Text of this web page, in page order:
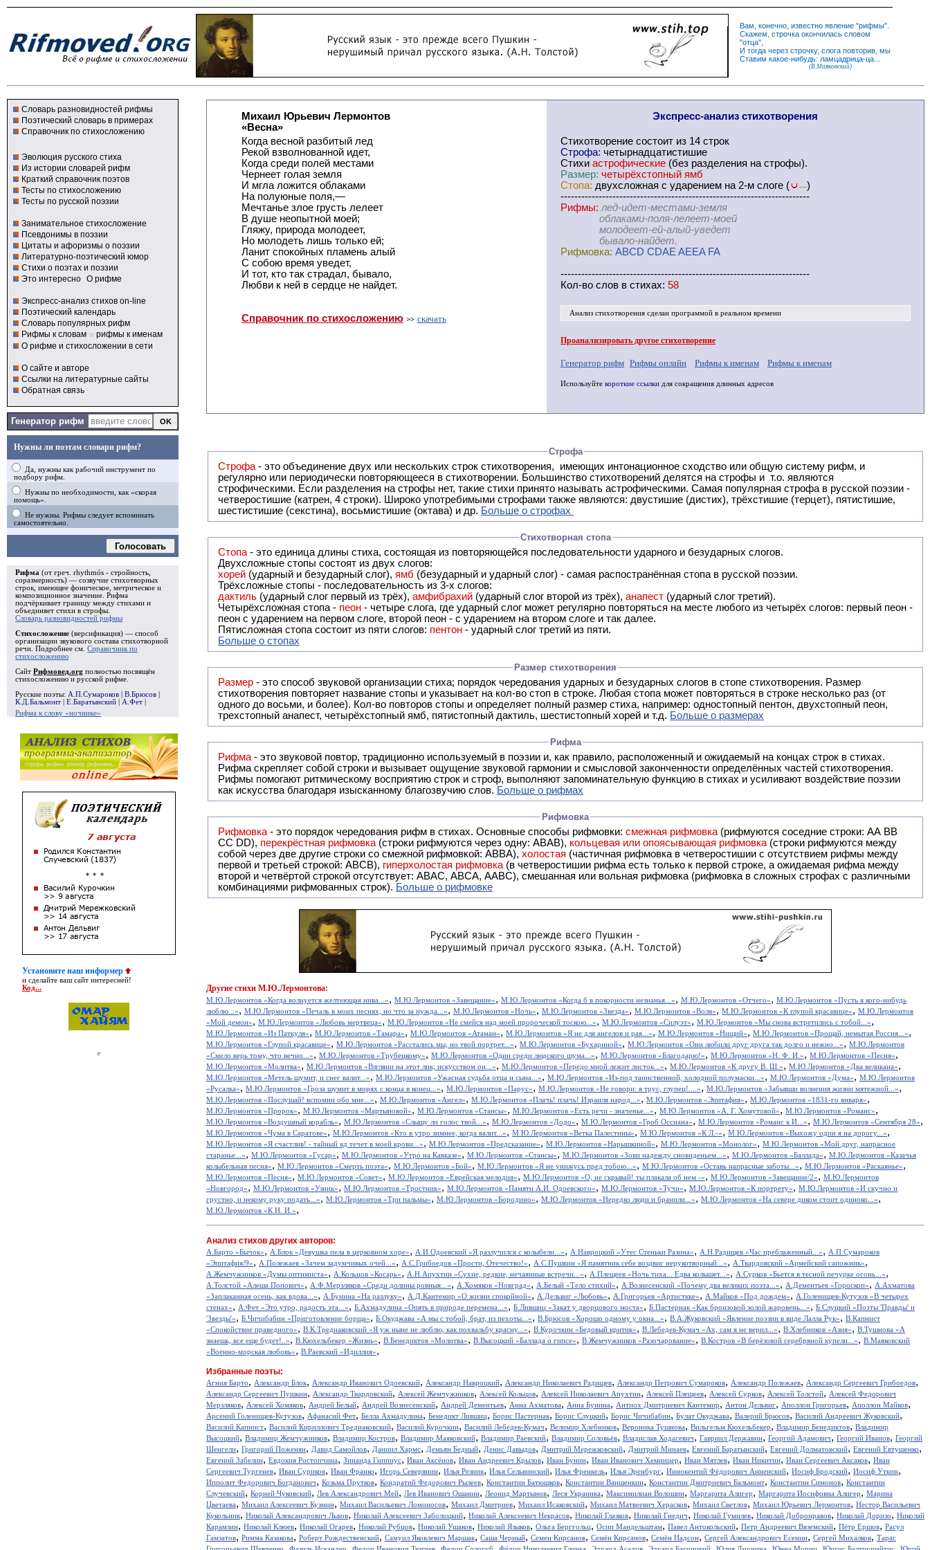
Вам, конечно, известно явление "рифмы".
Скажем, строчка окончилась словом
"отца",
И тогда через строчку, слога повторив, мы
Ставим какое-нибудь: ламцадрица-ца...
(В.Маяковский)
Словарь разновидностей рифмы
Поэтический словарь в примерах
Справочник по стихосложению
Эволюция русского стиха
Из истории словарей рифм
Краткий справочник поэтов
Тесты по стихосложению
Тесты по русской поэзии
Занимательное стихосложение
Псевдонимы в поэзии
Цитаты и афоризмы о поэзии
Литературно-поэтический юмор
Стихи о поэтах и поэзии
Это интересно О рифме
Экспресс-анализ стихов on-line
Поэтический календарь
Словарь популярных рифм
Рифмы к словам и рифмы к именам
О рифме и стихосложении в сети
О сайте и авторе
Ссылки на литературные сайты
Обратная связь
Генератор рифм
Нужны ли поэтам словари рифм?
Да, нужны как рабочий инструмент по
подбору рифм.
Нужны по необходимости, как «скорая
помощь».
Не нужны. Рифмы следует вспоминать
самостоятельно.
Голосовать
Рифма (от греч. rhythmós - стройность,
соразмерность) — созвучие стихотворных
строк, имеющее фоническое, метрическое и
композиционное значение. Рифма
подчёркивает границу между стихами и
объединяет стихи в строфы
Словарь разновидностей рифмы
Стихосложение (версификация) — способ
организации звукового состава стихотворной
речи. Подробнее см. Справочник по
стихосложению
Сайт Рифмовед.org полностью посвящён
стихосложению и русской рифме.
Русские поэты: А.П.Сумароков В.Брюсов
К.Д.Бальмонт
Е.Баратынский А.Фет
Рифма к слову «ночнике»
Установите наш информер
и сделайте ваш сайт интересней!
Код...
Михаил Юрьевич Лермонтов
«Весна»
Когда весной разбитый лед
Рекой взволнованной идет,
Когда среди полей местами
Чернеет голая земля
И мгла ложится облаками
На полуюные поля,—
Мечтанье злое грусть лелеет
В душе неопытной моей;
Гляжу, природа молодеет,
Но молодеть лишь только ей;
Ланит спокойных пламень алый
С собою время уведет,
И тот, кто так страдал, бывало,
Любви к ней в сердце не найдет.
Справочник по стихосложению >> скачать
Экспресс-анализ стихотворения
Cтихотворение состоит из 14 строк
Строфа: четырнадцатистишие
Стихи астрофические (без разделения на строфы).
Размер: четырёхстопный ямб
Стопа: двухсложная с ударением на 2-м слоге ( —)
------------------------------------------------------------------------
Рифмы: лед-идет-местами-земля
облаками-поля-лелеет-моей
молодеет-ей-алый-уведет
бывало-найдет.
Рифмовка: ABCD CDAE AEEA FA
------------------------------------------------------------------------
Кол-во слов в стихах: 58
Анализ стихотворениясделан программой в реальном времени
Проанализировать другое стихотворение
Генератор рифм Рифмы онлайн Рифмы к именам Рифмы к именам
Используйте короткие ссылки для сокращения длинных адресов
Строфа
Строфа - это объединение двух или нескольких строк стихотворения, имеющих интонационное сходство или общую систему рифм, и
регулярно или периодически повторяющееся в стихотворении. Большинство стихотворений делятся на строфы и т.о. являются
строфическими. Если разделения на строфы нет, такие стихи принято называть астрофическими. Самая популярная строфа в русской поэзии -
четверостишие (катрен, 4 строки). Широко употребимыми строфами также являются: двустишие (дистих), трёхстишие (терцет), пятистишие,
шестистишие (секстина), восьмистишие (октава) и др. Больше о строфах
Стихотворная стопа
Стопа - это единица длины стиха, состоящая из повторяющейся последовательности ударного и безударных слогов.
Двухсложные стопы состоят из двух слогов:
хорей (ударный и безударный слог), ямб (безударный и ударный слог) - самая распостранённая стопа в русской поэзии.
Трёхсложные стопы - последовательность из 3-х слогов:
дактиль (ударный слог первый из трёх), амфибрахий (ударный слог второй из трёх), анапест (ударный слог третий).
Четырёхсложная стопа - пеон - четыре слога, где ударный слог может регулярно повторяться на месте любого из четырёх слогов: первый пеон -
пеон с ударением на первом слоге, второй пеон - с ударением на втором слоге и так далее.
Пятисложная стопа состоит из пяти слогов: пентон - ударный слог третий из пяти.
Больше о стопах
Размер стихотворения
Размер - это способ звуковой организации стиха; порядок чередования ударных и безударных слогов в стопе стихотворения. Размер
стихотворения повторяет название стопы и указывает на кол-во стоп в строке. Любая стопа может повторяться в строке несколько раз (от
одного до восьми, и более). Кол-во повторов стопы и определяет полный размер стиха, например: одностопный пентон, двухстопный пеон,
трехстопный анапест, четырёхстопный ямб, пятистопный дактиль, шестистопный хорей и т.д. Больше о размерах
Рифма
Рифма
- это звуковой повтор, традиционно используемый в поэзии и, как правило, расположенный и ожидаемый на концах строк в стихах.
Рифма скрепляет собой строки и вызывает ощущение звуковой гармонии и смысловой законченности определённых частей стихотворения.
Рифмы помогают ритмическому восприятию строк и строф, выполняют запоминательную функцию в стихах и усиливают воздействие поэзии
как искусства благодаря изысканному благозвучию слов. Больше о рифмах
Рифмовка
Рифмовка - это порядок чередования рифм в стихах. Основные способы рифмовки: смежная рифмовка (рифмуются соседние строки: AA ВВ
СС DD), перекрёстная рифмовка (строки рифмуются через одну: ABAB), кольцевая или опоясывающая рифмовка (строки рифмуются между
собой через две другие строки со смежной рифмовкой: ABBA), холостая (частичная рифмовка в четверостишии с отсутствием рифмы между
первой и третьей строкой: АBCB), гиперхолостая рифмовка (в четверостишии рифма есть только к первой строке, а ожидаемая рифма между
второй и четвёртой строкой отсутствует: ABAC, ABCA, AABC), смешанная или вольная рифмовка (рифмовка в сложных строфах с различными
комбинациями рифмованных строк). Больше о рифмовке
Другие стихи М.Ю.Лермонтова:
М.Ю.Лермонтов «Когда волнуется желтеющая нива...», М.Ю.Лермонтов «Завещание», М.Ю.Лермонтов «Когда б в покорности незнанья...», М.Ю.Лермонтов «Отчего», М.Ю.Лермонтов «Пусть я кого-нибудь
люблю...», М.Ю.Лермонтов «Печаль в моих песнях, но что за нужда...», М.Ю.Лермонтов «Ночь», М.Ю.Лермонтов «Звезда», М.Ю.Лермонтов «Воля», М.Ю.Лермонтов «К глупой красавице», М.Ю.Лермонтов
«Мой демон», М.Ю.Лермонтов «Любовь мертвеца», М.Ю.Лермонтов «Не смейся над моей пророческой тоскою...», М.Ю.Лермонтов «Силуэт», М.Ю.Лермонтов «Мы снова встретились с тобой...»,
М.Ю.Лермонтов «Из Паткуля», М.Ю.Лермонтов «Тамара», М.Ю.Лермонтов «Атаман», М.Ю.Лермонтов «Я не для ангелов и рая...», М.Ю.Лермонтов «Нищий», М.Ю.Лермонтов «Прощай, немытая Россия...»,
М.Ю.Лермонтов «Глупой красавице», М.Ю.Лермонтов «Расстались мы, но твой портрет...», М.Ю.Лермонтов «Бухариной», М.Ю.Лермонтов «Они любили друг друга так долго и нежно...», М.Ю.Лермонтов
«Смело верь тому, что вечно...», М.Ю.Лермонтов «Трубецкому», М.Ю.Лермонтов «Один среди людского шума...», М.Ю.Лермонтов «Благодарю!», М.Ю.Лермонтов «Н. Ф. И.», М.Ю.Лермонтов «Песня»,
М.Ю.Лермонтов «Молитва», М.Ю.Лермонтов «Взгляни на этот лик; искусством он...», М.Ю.Лермонтов «Передо мной лежит листок...», М.Ю.Лермонтов «К другу В. Ш.», М.Ю.Лермонтов «Два великана»,
М.Ю.Лермонтов «Метель шумит, и снег валит...», М.Ю.Лермонтов «Ужасная судьба отца и сына...», М.Ю.Лермонтов «Из-под таинственной, холодной полумаски...», М.Ю.Лермонтов «Дума», М.Ю.Лермонтов
«Русалка», М.Ю.Лермонтов «Гроза шумит в морях с конца в конец...», М.Ю.Лермонтов «Парус», М.Ю.Лермонтов «Не говори: я трус, глупец!....», М.Ю.Лермонтов «Забывши волнения жизни мятежной...»,
М.Ю.Лермонтов «Послушай! вспомни обо мне...», М.Ю.Лермонтов «Ангел», М.Ю.Лермонтов «Плачь! плачь! Израиля народ...», М.Ю.Лермонтов «Эпитафия», М.Ю.Лермонтов «1831-го января»,
М.Ю.Лермонтов «Пророк», М.Ю.Лермонтов «Мартыновой», М.Ю.Лермонтов «Стансы», М.Ю.Лермонтов «Есть речи - значенье...», М.Ю.Лермонтов «А. Г. Хомутовой», М.Ю.Лермонтов «Романс»,
М.Ю.Лермонтов «Воздушный корабль», М.Ю.Лермонтов «Слышу ли голос твой...», М.Ю.Лермонтов «Додо», М.Ю.Лермонтов «Гроб Оссиана», М.Ю.Лермонтов «Романс к И...», М.Ю.Лермонтов «Сентября 28»,
М.Ю.Лермонтов «Чума в Саратове», М.Ю.Лермонтов «Кто в утро зимнее, когда валит...», М.Ю.Лермонтов «Ветка Палестины», М.Ю.Лермонтов «К Л.-», М.Ю.Лермонтов «Выхожу один я на дорогу...»,
М.Ю.Лермонтов «Я счастлив! - тайный яд течет в моей крови...», М.Ю.Лермонтов «Предсказание», М.Ю.Лермонтов «Нарышкиной», М.Ю.Лермонтов «Монолог», М.Ю.Лермонтов «Мой друг, напрасное
старанье...», М.Ю.Лермонтов «Гусар», М.Ю.Лермонтов «Утро на Кавказе», М.Ю.Лермонтов «Стансы», М.Ю.Лермонтов «Зови надежду сновиденьем...», М.Ю.Лермонтов «Баллада», М.Ю.Лермонтов «Казачья
колыбельная песня», М.Ю.Лермонтов «Смерть поэта», М.Ю.Лермонтов «Бой», М.Ю.Лермонтов «Я не унижусь пред тобою...», М.Ю.Лермонтов «Оставь напрасные заботы...», М.Ю.Лермонтов «Раскаянье»,
М.Ю.Лермонтов «Песня», М.Ю.Лермонтов «Совет», М.Ю.Лермонтов «Еврейская мелодия», М.Ю.Лермонтов «О, не скрывай! ты плакала об нем -», М.Ю.Лермонтов «Завещание/2», М.Ю.Лермонтов
«Новгород», М.Ю.Лермонтов «Узник», М.Ю.Лермонтов «Тростник», М.Ю.Лермонтов «Памяти А.И. Одоевского», М.Ю.Лермонтов «Тучи», М.Ю.Лермонтов «К портрету», М.Ю.Лермонтов «И скучно и
грустно, и некому руку подать...», М.Ю.Лермонтов «Три пальмы», М.Ю.Лермонтов «Бородино», М.Ю.Лермонтов «Нередко люди и бранили...», М.Ю.Лермонтов «На севере диком стоит одиноко...»,
М.Ю.Лермонтов «К Н. И.»,
Анализ стихов других авторов:
А.Барто «Бычок», А.Блок «Девушка пела в церковном хоре», А.И.Одоевский «Я разлучился с колыбели...», А.Навроцкий «Утес Cтеньки Разина», А.Н.Радищев «Час преблаженный...», А.П.Сумароков
«Эпитафия/9», А.Полежаев «Зачем задумчивых очей...», А.С.Грибоедов «Прости, Отечество!», А.С.Пушкин «Я памятник себе воздвиг нерукотворный...», А.Твардовский «Армейский сапожник»,
А.Жемчужников «Думы оптимиста», А.Кольцов «Косарь», А.Н.Апухтин «Сухие, редкие, нечаянные встречи...», А.Плещеев «Ночь тиха... Едва колышет...», А.Сурков «Бьется в тесной печурке огонь...»,
А.Толстой «Алеша Попович», А.Ф.Мерзляков «Среди долины ровныя...», А.Хомяков «Новград», А.Белый «Тело стихий», А.Вознесенский «Почему два великих поэта...», А.Дементьев «Гороскоп», А.Ахматова
«Заплаканная осень, как вдова...», А.Бунина «На разлуку», А.Д.Кантемир «О жизни спокойной», А.Дельвиг «Любовь», А.Григорьев «Артисткке», А.Майков «Под дождем», А.Голенищев-Кутузов «В четырех
стенах», А.Фет «Это утро, радость эта...», Б.Ахмадулина «Опять в природе перемена...», Б.Лившиц «Закат у дворцового моста», Б.Пастернак «Как бронзовой золой жаровень...», Б.Слуцкий «Поэты 'Правды' и
'Звезды'», Б.Чичибабин «Приготовление борща», Б.Окуджава «А мы с тобой, брат, из пехоты...», В.Брюсов «Хорошо одному у окна...», В.А.Жуковский «Явление поэзии в виде Лалла Рук», В.Капнист
«Спокойствие праведного», В.К.Тредиаковский «Я уж ныне не люблю, как похвальбу красну...», В.Курочкин «Бедовый критик», В.Лебедев-Кумач «Ах, сам я не верил...», В.Хлебников «Азия», В.Тушнова «А
знаешь, все еще будет!..», В.Кюхельбекер «Жизнь», В.Бенедиктов «Молитва», В.Высоцкий «Баллада о гипсе», В.Жемчужников «Разочарование», В.Костров «В берёзовой серебряной купели...», В.Маяковский
«Военно-морская любовь», В.Раевский «Идиллия»,
Избранные поэты:
Агния Барто, Александр Блок, Александр Иванович Одоевский, Александр Навроцкий, Александр Николаевич Радищев, Александр Петрович Сумароков, Александр Полежаев, Александр Сергеевич Грибоедов,
Александр Сергеевич Пушкин, Александр Твардовский, Алексей Жемчужников, Алексей Кольцов, Алексей Николаевич Апухтин, Алексей Плещеев, Алексей Сурков, Алексей Толстой, Алексей Федорович
Мерзляков, Алексей Хомяков, Андрей Белый, Андрей Вознесенский, Андрей Дементьев, Анна Ахматова, Анна Бунина, Антиох Дмитриевич Кантемир, Антон Дельвиг, Аполлон Григорьев, Аполлон Майков,
Арсений Голенищев-Кутузов, Афанасий Фет, Белла Ахмадулина, Бенедикт Лившиц, Борис Пастернак, Борис Слуцкий, Борис Чичибабин, Булат Окуджава, Валерий Брюсов, Василий Андреевич Жуковский,
Василий Капнист, Василий Кириллович Тредиаковский, Василий Курочкин, Василий Лебедев-Кумач, Велимир Хлебников, Вероника Тушнова, Вильгельм Кюхельбекер, Владимир Бенедиктов, Владимир
Высоцкий, Владимир Жемчужников, Владимир Костров, Владимир Маяковский, Владимир Раевский, Владимир Соловьёв, Владислав Ходасевич, Гавриил Державин, Георгий Адамович, Георгий Иванов, Георгий
Шенгели, Григорий Поженян, Давид Самойлов, Даниил Хармс, Демьян Бедный, Денис Давыдов, Дмитрий Мережковский, Дмитрий Минаев, Евгений Баратынский, Евгений Долматовский, Евгений Евтушенко,
Евгений Забелин, Евдокия Ростопчина, Зинаида Гиппиус, Иван Аксёнов, Иван Андреевич Крылов, Иван Бунин, Иван Иванович Хемницер, Иван Мятлев, Иван Никитин, Иван Сергеевич Аксаков, Иван
Сергеевич Тургенев, Иван Суриков, Иван Франко, Игорь Северянин, Илья Резник, Илья Сельвинский, Илья Френкель, Илья Эренбург, Иннокентий Фёдорович Анненский, Иосиф Бродский, Иосиф Уткин,
Ипполит Федорович Богданович, Козьма Прутков, Кондратий Федорович Рылеев, Константин Батюшков, Константин Ваншенкин, Константин Дмитриевич Бальмонт, Константин Симонов, Константин
Случевский, Корней Чуковский, Лев Александрович Мей, Лев Иванович Ошанин, Леонид Мартынов, Леся Украинка, Максимилиан Волошин, Маргарита Алигер, Маргарита Иосифовна Алигер, Марина
Цветаева, Михаил Алексеевич Кузмин, Михаил Васильевич Ломоносов, Михаил Дмитриев, Михаил Исаковский, Михаил Матвеевич Херасков, Михаил Светлов, Михаил Юрьевич Лермонтов, Нестор Васильевич
Кукольник, Николай Александрович Львов, Николай Алексеевич Заболоцкий, Николай Алексеевич Некрасов, Николай Глазков, Николай Гнедич, Николай Гумилев, Николай Добронравов, Николай Доризо, Николай
Карамзин, Николай Клюев, Николай Огарев, Николай Рубцов, Николай Ушаков, Николай Языков, Ольга Берггольц, Осип Мандельштам, Павел Антокольский, Петр Андреевич Вяземский, Пётр Ершов, Расул
Гамзатов, Римма Казакова, Роберт Рождественский, Самуил Яковлевич Маршак, Саша Черный, Семен Кирсанов, Семён Кирсанов, Семён Надсон, Сергей Александрович Есенин, Сергей Михалков, Тарас